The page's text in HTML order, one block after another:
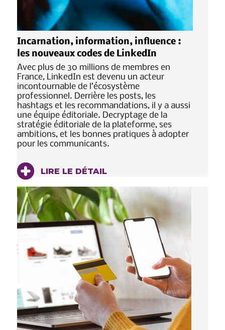
Incarnation, information, influence :
les nouveaux codes de LinkedIn
Avec plus de 30 millions de membres en
France, LinkedIn est devenu un acteur
incontournable de l’écosystème
professionnel. Derrière les posts, les
hashtags et les recommandations, il y a aussi
une équipe éditoriale. Decryptage de la
stratégie éditoriale de la plateforme, ses
ambitions, et les bonnes pratiques à adopter
pour les communicants.
LIRE LE DÉTAIL